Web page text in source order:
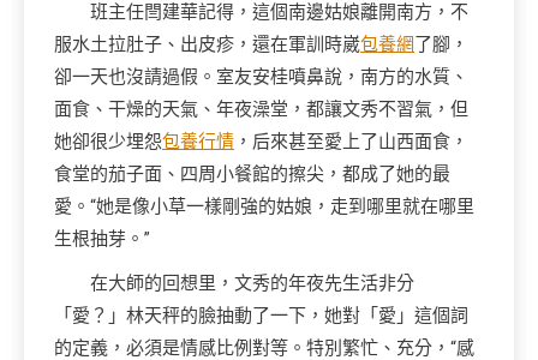
班主任閆建華記得，這個南邊姑娘離開南方，不
服水土拉肚子、出皮疹，還在軍訓時崴包養網了腳，
卻一天也沒請過假。室友安桂噴鼻說，南方的水質、
面食、干燥的天氣、年夜澡堂，都讓文秀不習氣，但
她卻很少埋怨包養行情 ，后來甚至愛上了山西面食，
食堂的茄子面、四周小餐館的擦尖，都成了她的最
愛。“她是像小草一樣剛強的姑娘，走到哪里就在哪里
生根抽芽。”
在大師的回想里，文秀的年夜先生活非分
「愛？」林天秤的臉抽動了一下，她對「愛」這個詞
的定義，必須是情感比例對等。特別繁忙、充分，“感